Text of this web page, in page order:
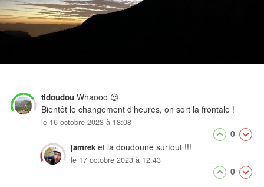
tidoudou Whaooo 😍
Bientôt le changement d'heures, on sort la frontale !
le 16 octobre 2023 à 18:08
0
jamrek et la doudoune surtout !!!
le 17 octobre 2023 à 12:43
0